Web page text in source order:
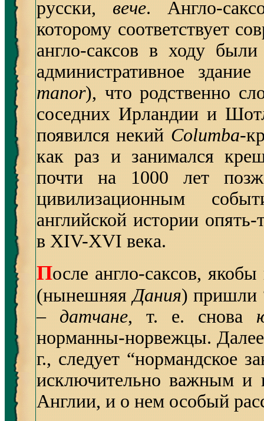
русски, вече. Англо-
которому соответствует
англо-саксов в ходу
административное
manor), что родственно
соседних Ирландии и
появился некий Columba-
как раз и занимался
почти на 1000 лет
цивилизационным
английской истории опять-
в XIV-XVI века.
После англо-саксов,
(нынешняяДания) пришли
–
датчане, т. е. снова
норманны-норвежцы.
г., следует “нормандское
исключительно важным и
Англии, и о нем особый